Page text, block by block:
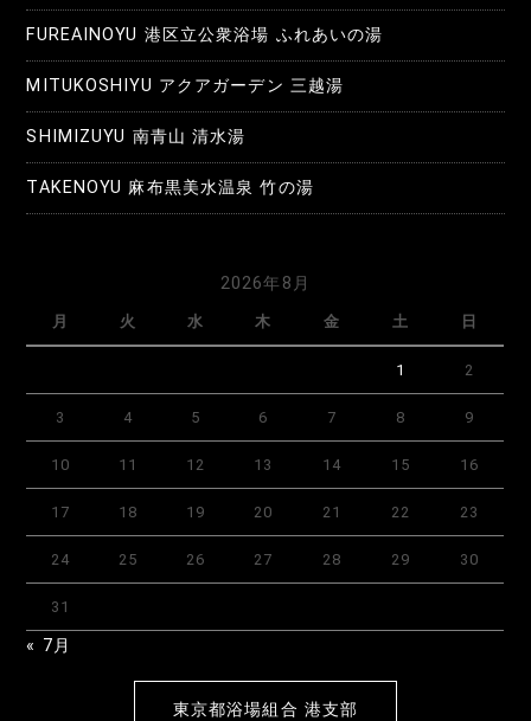
シ
ョ
ン
FUREAINOYU 港区立公衆浴場 ふれあいの湯
MITUKOSHIYU アクアガーデン 三越湯
SHIMIZUYU 南青山 清水湯
TAKENOYU 麻布黒美水温泉 竹の湯
2026年8月
月 火 水 木 金 土 日
1 2
3 4 5 6 7 8 9
10 11 12 13 14 15 16
17 18 19 20 21 22 23
24 25 26 27 28 29 30
31
« 7月
東京都浴場組合 港支部